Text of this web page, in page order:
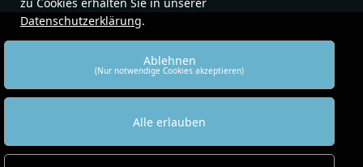
Datenschutzerklärung.
Ablehnen
(Nur notwendige Cookies akzeptieren)
Alle erlauben